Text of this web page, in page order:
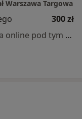
Warszawa Targowa
300 zł
Specjalista nie oferuje umawiania online pod tym adresem.